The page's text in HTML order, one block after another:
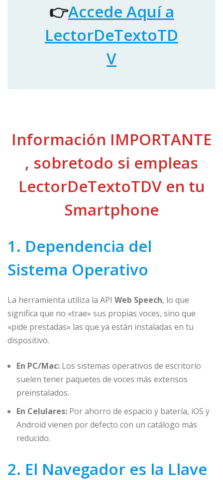
👉Accede Aquí a
LectorDeTextoTD
V
Información IMPORTANTE
, sobretodo si empleas
LectorDeTextoTDV en tu
Smartphone
1. Dependencia del
Sistema Operativo
La herramienta utiliza la API Web Speech, lo que
significa que no «trae» sus propias voces, sino que
«pide prestadas» las que ya están instaladas en tu
dispositivo.
En PC/Mac: Los sistemas operativos de escritorio
suelen tener paquetes de voces más extensos
preinstalados.
En Celulares: Por ahorro de espacio y batería, iOS y
Android vienen por defecto con un catálogo más
reducido.
2. El Navegador es la Llave